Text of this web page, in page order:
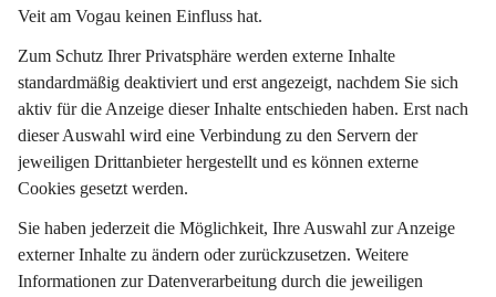
Veit am Vogau keinen Einfluss hat.
Zum Schutz Ihrer Privatsphäre werden externe Inhalte
standardmäßig deaktiviert und erst angezeigt, nachdem Sie sich
aktiv für die Anzeige dieser Inhalte entschieden haben. Erst nach
dieser Auswahl wird eine Verbindung zu den Servern der
jeweiligen Drittanbieter hergestellt und es können externe
Cookies gesetzt werden.
Sie haben jederzeit die Möglichkeit, Ihre Auswahl zur Anzeige
externer Inhalte zu ändern oder zurückzusetzen. Weitere
Informationen zur Datenverarbeitung durch die jeweiligen